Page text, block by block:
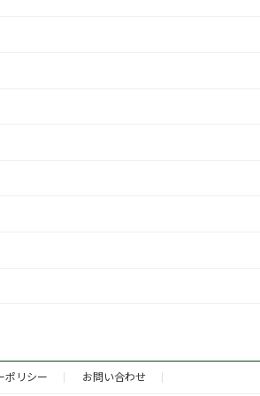
ポリシー お問い合わせ